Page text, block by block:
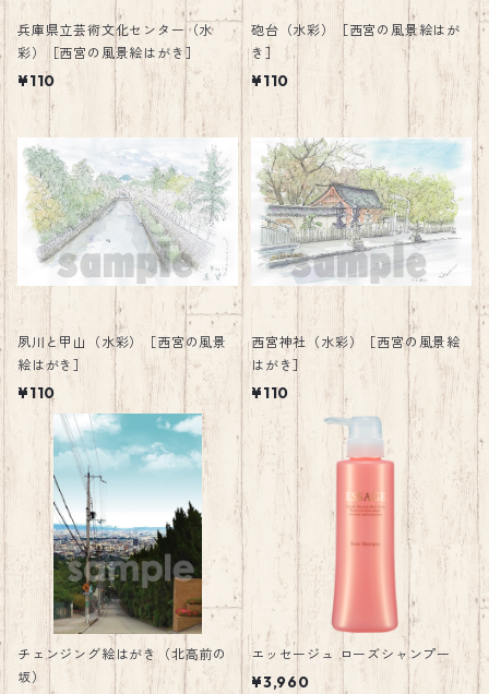
兵庫県立芸術文化センター（水
彩）［西宮の風景絵はがき］
¥110
砲台（水彩）［西宮の風景絵はが
き］
¥110
夙川と甲山（水彩）［西宮の風景
絵はがき］
¥110
西宮神社（水彩）［西宮の風景絵
はがき］
¥110
チェンジング絵はがき（北高前の
坂）
エッセージュ ローズシャンプー
¥3,960